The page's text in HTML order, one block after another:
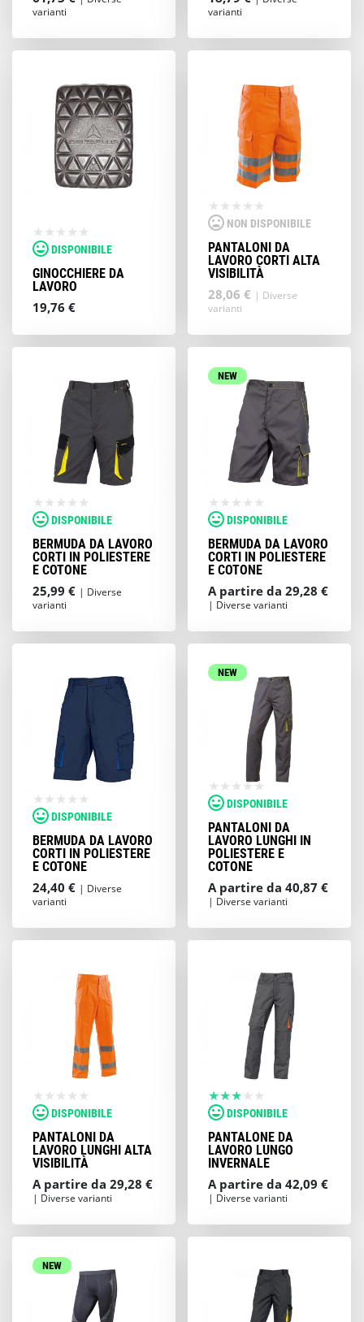
varianti
varianti
DISPONIBILE
GINOCCHIERE DA
LAVORO
19,76 €
NON DISPONIBILE
PANTALONI DA
LAVORO CORTI ALTA
VISIBILITÀ
28,06 € | Diverse
varianti
DISPONIBILE
BERMUDA DA LAVORO
CORTI IN POLIESTERE
E COTONE
25,99 € | Diverse
varianti
NEW
DISPONIBILE
BERMUDA DA LAVORO
CORTI IN POLIESTERE
E COTONE
A partire da 29,28 €
| Diverse varianti
DISPONIBILE
BERMUDA DA LAVORO
CORTI IN POLIESTERE
E COTONE
24,40 € | Diverse
varianti
NEW
DISPONIBILE
PANTALONI DA
LAVORO LUNGHI IN
POLIESTERE E
COTONE
A partire da 40,87 €
| Diverse varianti
DISPONIBILE
PANTALONI DA
LAVORO LUNGHI ALTA
VISIBILITÀ
A partire da 29,28 €
| Diverse varianti
DISPONIBILE
PANTALONE DA
LAVORO LUNGO
INVERNALE
A partire da 42,09 €
| Diverse varianti
NEW